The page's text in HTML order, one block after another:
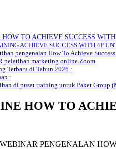
TO ACHIEVE SUCCESS
ACHIEVE SUCCESS WITH 4P
pengenalan How To Achieve
pelatihan marketing online Zoom
Terbaru di Tahun 2026 :
:
di pusat training untuk Paket Group
HOW TO
PENGENALAN